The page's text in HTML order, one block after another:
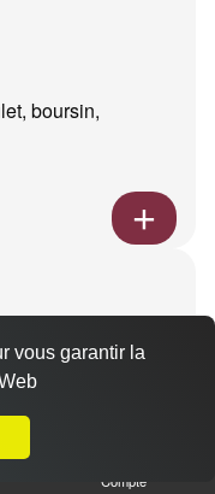
boursin,
fumé
Compte
vous garantir la